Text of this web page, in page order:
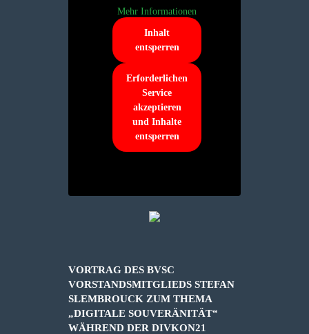
Mehr Informationen
Inhalt
entsperren
Erforderlichen
Service
akzeptieren
und Inhalte
entsperren
VORTRAG DES BVSC
VORSTANDSMITGLIEDS STEFAN
SLEMBROUCK ZUM THEMA
„DIGITALE SOUVERÄNITÄT“
WÄHREND DER DIVKON21